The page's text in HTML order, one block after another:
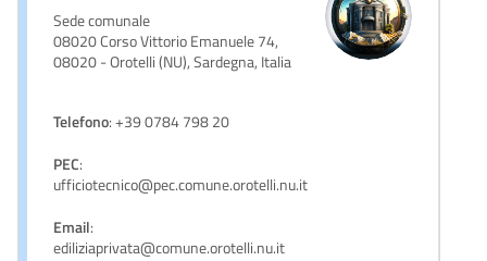
Sede comunale
08020 Corso Vittorio Emanuele 74,
08020 - Orotelli (NU), Sardegna, Italia
Telefono: +39 0784 798 20
PEC:
ufficiotecnico@pec.comune.orotelli.nu.it
Email:
ediliziaprivata@comune.orotelli.nu.it